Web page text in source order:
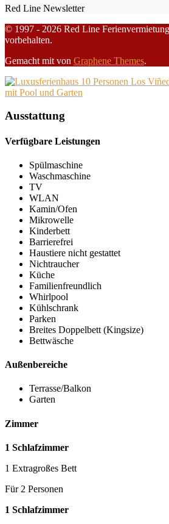
Red Line Newsletter
© 1997 - 2026 Red Line
vorbehalten.
Gemacht mit von Graphene Themes.
Ausstattung
Verfügbare Leistungen
Spülmaschine
Waschmaschine
TV
WLAN
Kamin/Ofen
Mikrowelle
Kinderbett
Barrierefrei
Haustiere nicht gestattet
Nichtraucher
Küche
Familienfreundlich
Whirlpool
Kühlschrank
Parken
Breites Doppelbett (Kingsize)
Bettwäsche
Außenbereiche
Terrasse/Balkon
Garten
Zimmer
1 Schlafzimmer
1 Extragroßes Bett
Für 2 Personen
1 Schlafzimmer